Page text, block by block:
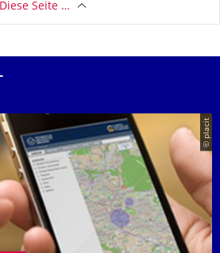
Diese Seite …
© placit